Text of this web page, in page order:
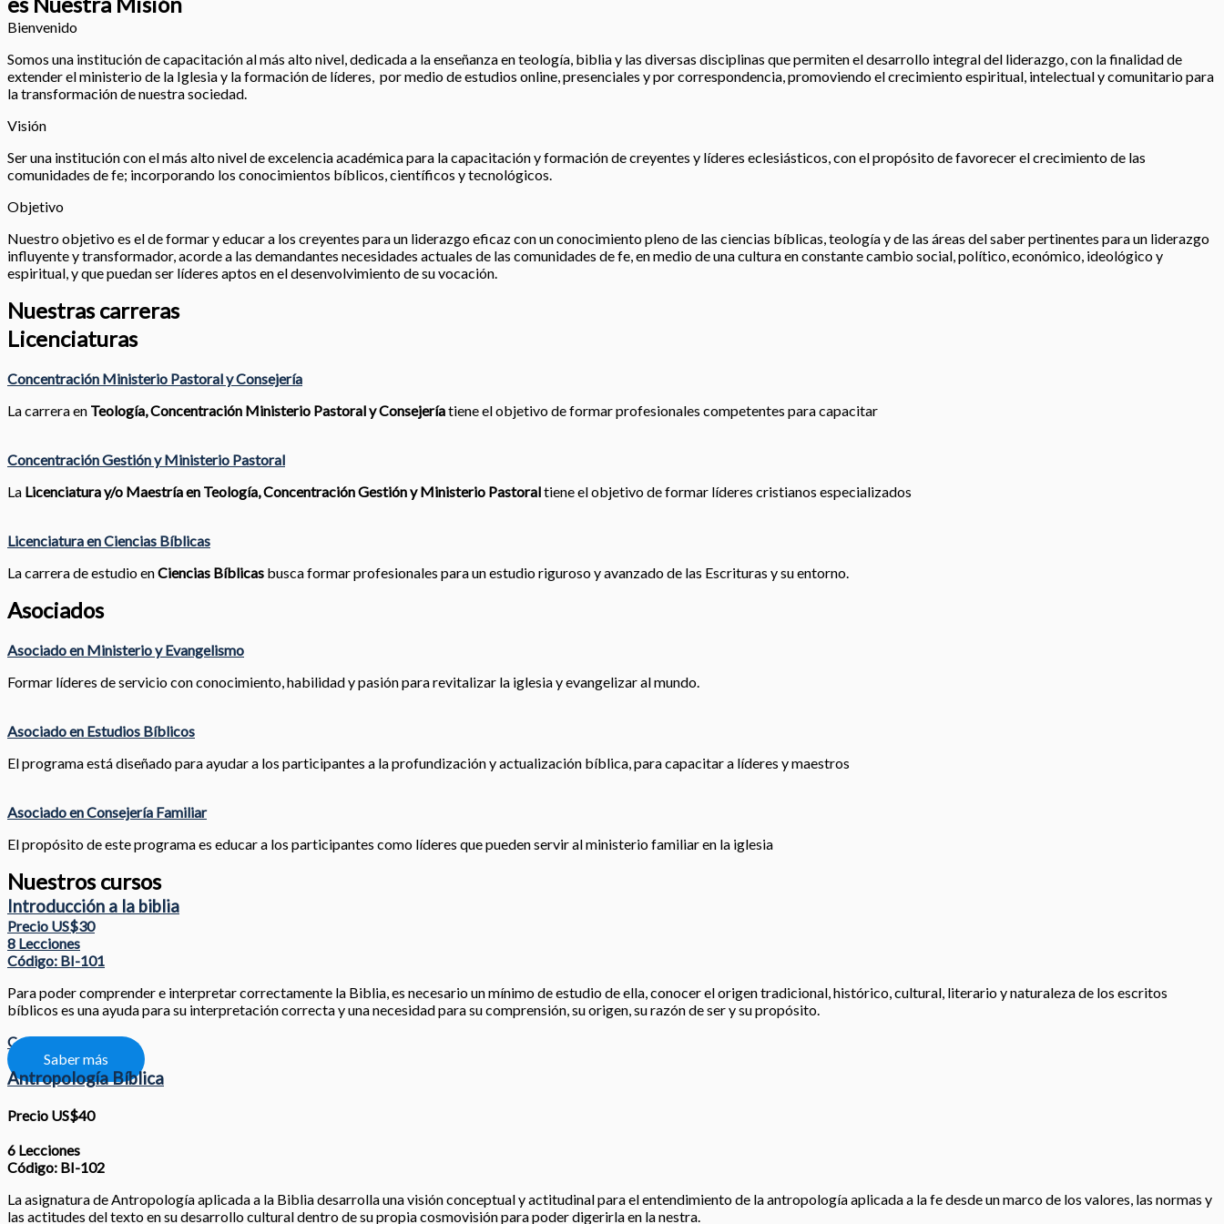
Bienvenido
Somos una institución de capacitación al más alto nivel, dedicada a la enseñanza en teología, biblia y las diversas disciplinas que permiten el desarrollo integral del liderazgo, con la finalidad de
extender el ministerio de la Iglesia y la formación de líderes, por medio de estudios online, presenciales y por correspondencia, promoviendo el crecimiento espiritual, intelectual y comunitario para
la transformación de nuestra sociedad.
Visión
Ser una institución con el más alto nivel de excelencia académica para la capacitación y formación de creyentes y líderes eclesiásticos, con el propósito de favorecer el crecimiento de las
comunidades de fe; incorporando los conocimientos bíblicos, científicos y tecnológicos.
Objetivo
Nuestro objetivo es el de formar y educar a los creyentes para un liderazgo eficaz con un conocimiento pleno de las ciencias bíblicas, teología y de las áreas del saber pertinentes para un liderazgo
influyente y transformador, acorde a las demandantes necesidades actuales de las comunidades de fe, en medio de una cultura en constante cambio social, político, económico, ideológico y
espiritual, y que puedan ser líderes aptos en el desenvolvimiento de su vocación.
Nuestras carreras
Licenciaturas
Concentración Ministerio Pastoral y Consejería
La carrera en Teología, Concentración Ministerio Pastoral y Consejeríatiene el objetivo de formar profesionales competentes para capacitar
Concentración Gestión y Ministerio Pastoral
La Licenciatura y/o Maestría en Teología, Concentración Gestión y Ministerio Pastoraltiene el objetivo de formar líderes cristianos especializados
Licenciatura en Ciencias Bíblicas
La carrera de estudio enCiencias Bíblicas busca formar profesionales para un estudio riguroso y avanzado de las Escrituras y su entorno.
Asociados
Asociado en Ministerio y Evangelismo
Formar líderes de servicio con conocimiento, habilidad y pasión para revitalizar la iglesia y evangelizar al mundo.
Asociado en Estudios Bíblicos
El programa está diseñado para ayudar a los participantes a la profundización y actualización bíblica, para capacitar a líderes y maestros
Asociado en Consejería Familiar
El propósito de este programa es educar a los participantes como líderes que pueden servir al ministerio familiar en la iglesia
Nuestros cursos
Introducción a la biblia
Precio US$30
8 Lecciones
Código: BI-101
Para poder comprender e interpretar correctamente la Biblia, es necesario un mínimo de estudio de ella, conocer el origen tradicional, histórico, cultural, literario y naturaleza de los escritos
bíblicos es una ayuda para su interpretación correcta y una necesidad para su comprensión, su origen, su razón de ser y su propósito.
Compartir
Saber más
Antropología Bíblica
Precio US$40
6 Lecciones
Código: BI-102
La asignatura de Antropología aplicada a la Biblia desarrolla una visión conceptual y actitudinal para el entendimiento de la antropología aplicada a la fe desde un marco de los valores, las normas y
las actitudes del texto en su desarrollo cultural dentro de su propia cosmovisión para poder digerirla en la nestra.